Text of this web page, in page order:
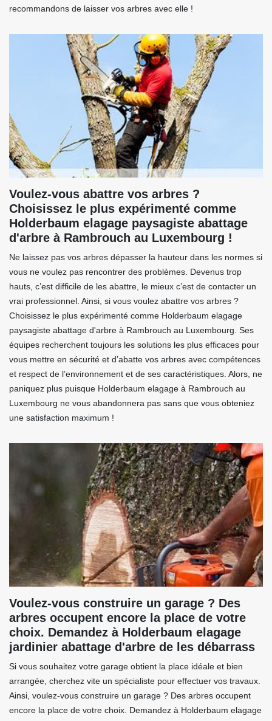
recommandons de laisser vos arbres avec elle !
Voulez-vous abattre vos arbres ?
Choisissez le plus expérimenté comme
Holderbaum elagage paysagiste abattage
d'arbre à Rambrouch au Luxembourg !
Ne laissez pas vos arbres dépasser la hauteur dans les normes si
vous ne voulez pas rencontrer des problèmes. Devenus trop
hauts, c’est difficile de les abattre, le mieux c’est de contacter un
vrai professionnel. Ainsi, si vous voulez abattre vos arbres ?
Choisissez le plus expérimenté comme Holderbaum elagage
paysagiste abattage d'arbre à Rambrouch au Luxembourg. Ses
équipes recherchent toujours les solutions les plus efficaces pour
vous mettre en sécurité et d’abatte vos arbres avec compétences
et respect de l’environnement et de ses caractéristiques. Alors, ne
paniquez plus puisque Holderbaum elagage à Rambrouch au
Luxembourg ne vous abandonnera pas sans que vous obteniez
une satisfaction maximum !
Voulez-vous construire un garage ? Des
arbres occupent encore la place de votre
choix. Demandez à Holderbaum elagage
jardinier abattage d'arbre de les débarrass
Si vous souhaitez votre garage obtient la place idéale et bien
arrangée, cherchez vite un spécialiste pour effectuer vos travaux.
Ainsi, voulez-vous construire un garage ? Des arbres occupent
encore la place de votre choix. Demandez à Holderbaum elagage